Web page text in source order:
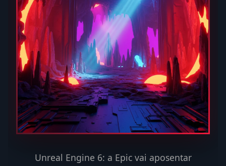
Unreal Engine 6: a Epic vai aposentar